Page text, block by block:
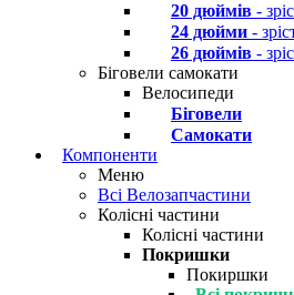
20 дюймів -
24 дюйми -
26 дюймів -
Біговели самокати
Велосипеди
Біговели
Самокати
Компоненти
Меню
Всі Велозапчастини
Колісні частини
Колісні частини
Покришки
Покиршки